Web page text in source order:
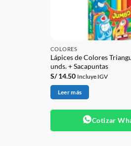
COLORES
Lápices de Colores
unds. + Sacapuntas
S/14.50 Incluye IGV
Leer más
Cotizar